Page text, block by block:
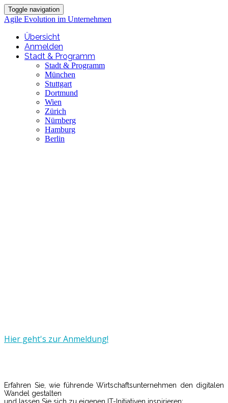
Toggle navigation
Agile Evolution im Unternehmen
Übersicht
Anmelden
Stadt & Programm
Stadt & Programm
München
Stuttgart
Dortmund
Wien
Zürich
Nürnberg
Hamburg
Berlin
Hier geht's zur Anmeldung!
Erfahren Sie, wie führende Wirtschaftsunternehmen den digitalen
Wandel gestalten
und lassen Sie sich zu eigenen IT-Initiativen inspirieren: